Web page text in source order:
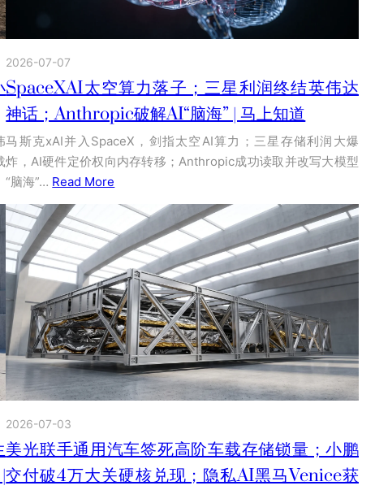
2026-07-07
SpaceXAI太空算力落子；三星利润终结英伟达
神话；Anthropic破解AI“脑海” | 马上知道
马斯克xAI并入SpaceX，剑指太空AI算力；三星存储利润大爆
炸，AI硬件定价权向内存转移；Anthropic成功读取并改写大模型
“脑海”… Read More
2026-07-03
美光联手通用汽车签死高阶车载存储锁量；小鹏
交付破4万大关硬核兑现；隐私AI黑马Venice获